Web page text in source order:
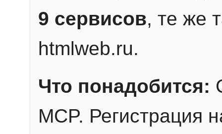
9 сервисов, те же
htmlweb.ru.
Что понадобится:
MCP. Регистрация